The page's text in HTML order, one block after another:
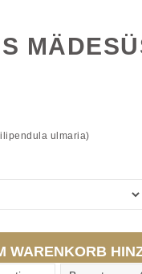
ulmaria)
WARENKORB